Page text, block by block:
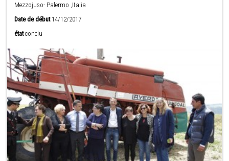
Mezzojuso- Palermo ,Italia
Date de début14/12/2017
état conclu